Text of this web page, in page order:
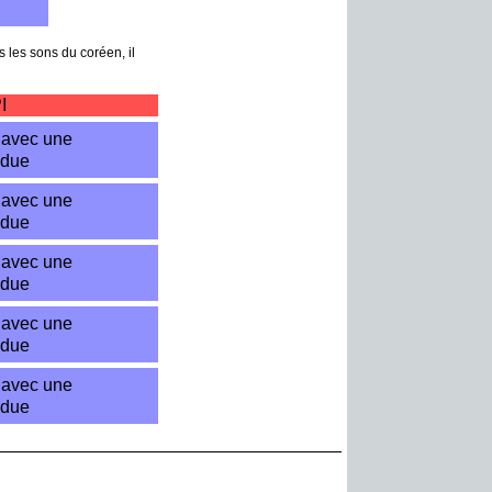
les sons du coréen, il
une
une
une
une
une